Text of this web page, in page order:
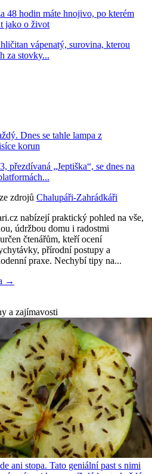
48 hodin máte hnojivo, po kterém
jako o život
vápenatý, surovina, kterou
za stovky...
Dnes se tahle lampa z
korun
přezdívaná „Jeptiška“, se dnes na
zdrojů Chalupáři-Zahrádkáři
nabízejí praktický pohled na vše,
údržbou domu i radostmi
čtenářům, kteří ocení
přírodní postupy a
praxe. Nechybí tipy na...
→
a zajímavosti
ani stopa. Tato geniální past s nimi